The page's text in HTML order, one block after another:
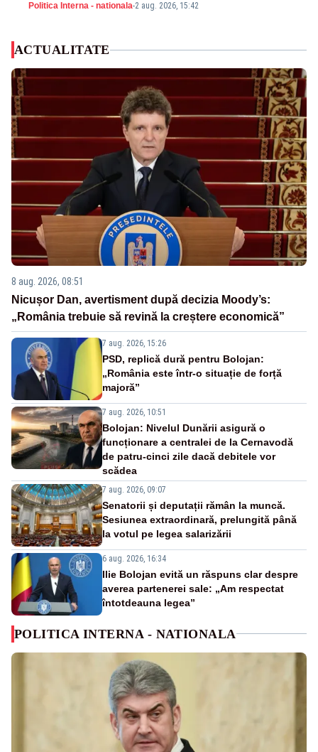
Politica Interna - nationala-2 aug. 2026, 15:42
ACTUALITATE
8 aug. 2026, 08:51
Nicușor Dan, avertisment după decizia Moody’s:
„România trebuie să revină la creștere economică”
7 aug. 2026, 15:26
PSD, replică dură pentru Bolojan:
„România este într-o situație de forță
majoră”
7 aug. 2026, 10:51
Bolojan: Nivelul Dunării asigură o
funcționare a centralei de la Cernavodă
de patru-cinci zile dacă debitele vor
scădea
7 aug. 2026, 09:07
Senatorii și deputații rămân la muncă.
Sesiunea extraordinară, prelungită până
la votul pe legea salarizării
6 aug. 2026, 16:34
Ilie Bolojan evită un răspuns clar despre
averea partenerei sale: „Am respectat
întotdeauna legea”
POLITICA INTERNA - NATIONALA